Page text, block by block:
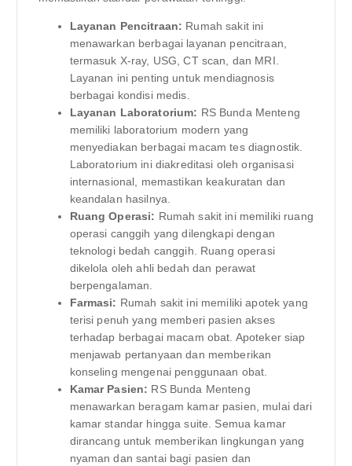
Layanan Pencitraan: Rumah sakit ini
menawarkan berbagai layanan pencitraan,
termasuk X-ray, USG, CT scan, dan MRI.
Layanan ini penting untuk mendiagnosis
berbagai kondisi medis.
Layanan Laboratorium: RS Bunda Menteng
memiliki laboratorium modern yang
menyediakan berbagai macam tes diagnostik.
Laboratorium ini diakreditasi oleh organisasi
internasional, memastikan keakuratan dan
keandalan hasilnya.
Ruang Operasi: Rumah sakit ini memiliki ruang
operasi canggih yang dilengkapi dengan
teknologi bedah canggih. Ruang operasi
dikelola oleh ahli bedah dan perawat
berpengalaman.
Farmasi: Rumah sakit ini memiliki apotek yang
terisi penuh yang memberi pasien akses
terhadap berbagai macam obat. Apoteker siap
menjawab pertanyaan dan memberikan
konseling mengenai penggunaan obat.
Kamar Pasien: RS Bunda Menteng
menawarkan beragam kamar pasien, mulai dari
kamar standar hingga suite. Semua kamar
dirancang untuk memberikan lingkungan yang
nyaman dan santai bagi pasien dan